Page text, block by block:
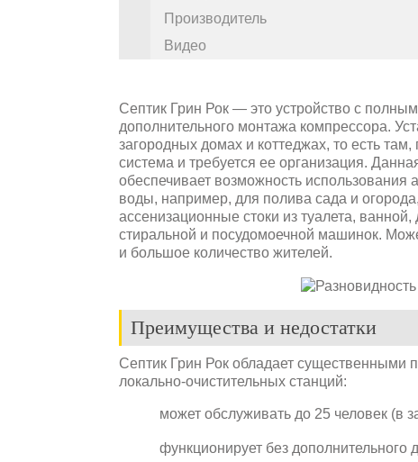
Производитель
Видео
Септик Грин Рок — это устройство с
дополнительного монтажа компрессора.
загородных домах и коттеджах, то есть там,
система и требуется ее организация.
обеспечивает возможность использования
воды, например, для полива сада и
ассенизационные стоки из туалета,
стиральной и посудомоечной машинок.
и большое количество жителей.
Преимущества и недостатки
Септик Грин Рок обладает существенными
локально-очистительных станций:
может обслуживать до 25 человек (в
функционирует без дополнительного